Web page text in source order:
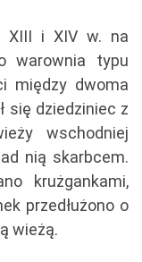
XIII i XIV w. na
warownia typu
między dwoma
się dziedziniec z
wschodniej
nią skarbcem.
krużgankami,
przedłużono o
wieżą.